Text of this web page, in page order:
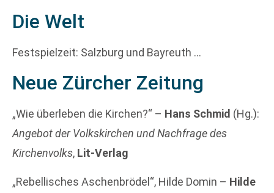
Die Welt
Festspielzeit: Salzburg und Bayreuth …
Neue Zürcher Zeitung
„Wie überleben die Kirchen?“ – Hans Schmid (Hg.):
Angebot der Volkskirchen und Nachfrage des
Kirchenvolks, Lit-Verlag
„Rebellisches Aschenbrödel“, Hilde Domin – Hilde